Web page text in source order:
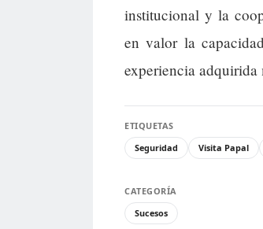
institucional y la
en valor la
experiencia adquirida
ETIQUETAS
Seguridad
Visita Papal
CATEGORÍA
Sucesos